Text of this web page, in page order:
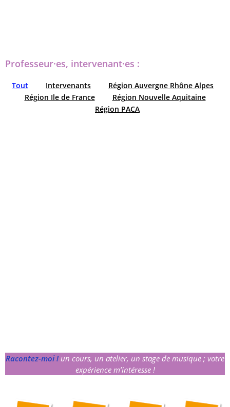
Professeur·es, intervenant·es :
Tout Intervenants
Région Auvergne Rhône Alpes
Région Ile de France
Région Nouvelle Aquitaine
Région PACA
Racontez-moi ! un cours, un atelier, un stage de musique ; votre
expérience m’intéresse !